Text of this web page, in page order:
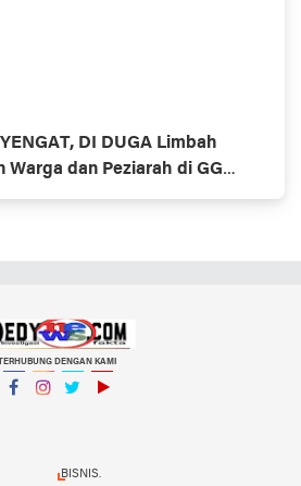
DI DUGA Limbah
Warga dan Peziarah di GG
Hulu TERGANGGU "
TERHUBUNG DENGAN KAMI
BISNIS.